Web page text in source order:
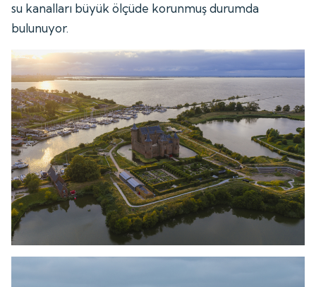
su kanalları büyük ölçüde korunmuş durumda
bulunuyor.